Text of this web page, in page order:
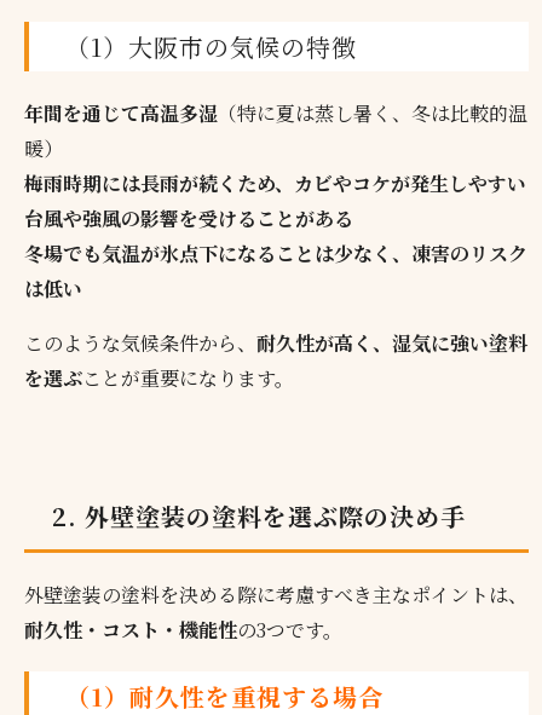
（1）大阪市の気候の特徴
年間を通じて高温多湿 （特に夏は蒸し暑く、冬は比較的温
暖）
梅雨時期には長雨が続くため、カビやコケが発生しやすい
台風や強風の影響を受けることがある
冬場でも気温が氷点下になることは少なく、凍害のリスク
は低い
このような気候条件から、耐久性が高く、湿気に強い塗料
を選ぶことが重要になります。
2. 外壁塗装の塗料を選ぶ際の決め手
外壁塗装の塗料を決める際に考慮すべき主なポイントは、
耐久性・コスト・機能性の3つです。
（1）耐久性を重視する場合